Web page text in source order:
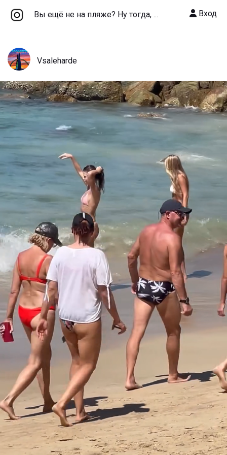
Вы ещё не на пляже? Ну тогда, ... Вход
Vsaleharde